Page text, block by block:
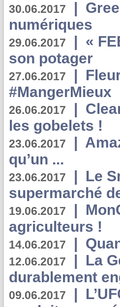
30.06.2017 |
numériques
29.06.2017 | «
son potager
27.06.2017 |
#MangerMieux
26.06.2017 |
les gobelets !
23.06.2017 |
qu’un ...
23.06.2017 | Le
supermarché
19.06.2017 |
agriculteurs !
14.06.2017 |
12.06.2017 | La
durablement
09.06.2017 |